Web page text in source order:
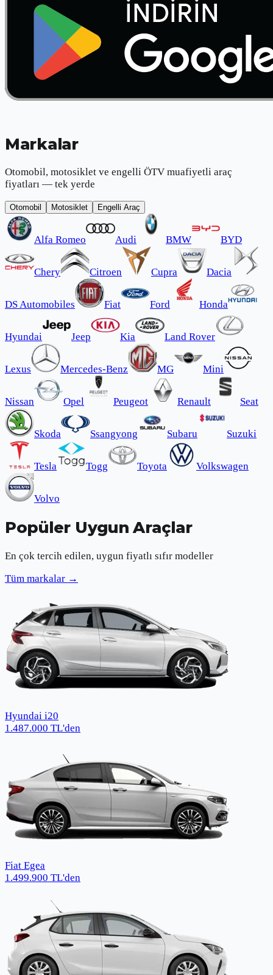
Markalar
Otomobil, motosiklet ve engelli ÖTV muafiyetli araç
fiyatları — tek yerde
Otomobil Motosiklet Engelli Araç
Alfa Romeo Audi BMW BYD
Chery Citroen Cupra Dacia
DS Automobiles Fiat Ford Honda
Hyundai Jeep Kia Land Rover
Lexus Mercedes-Benz MG Mini
Nissan Opel Peugeot Renault Seat
Skoda Ssangyong Subaru Suzuki
Tesla Togg Toyota Volkswagen
Volvo
Popüler Uygun Araçlar
En çok tercih edilen, uygun fiyatlı sıfır modeller
Tüm markalar →
Hyundai i20
1.487.000 TL'den
Fiat Egea
1.499.900 TL'den